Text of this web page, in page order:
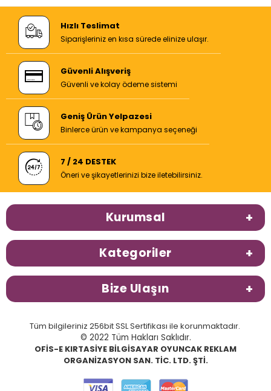
Hızlı Teslimat
Siparişleriniz en kısa sürede elinize ulaşır.
Güvenli Alışveriş
Güvenli ve kolay ödeme sistemi
Geniş Ürün Yelpazesi
Binlerce ürün ve kampanya seçeneği
7 / 24 DESTEK
Öneri ve şikayetlerinizi bize iletebilirsiniz.
Kurumsal
Kategoriler
Bize Ulaşın
Tüm bilgileriniz 256bit SSL Sertifikası ile korunmaktadır.
© 2022 Tüm Hakları Saklıdır.
OFİS-E KIRTASİYE BİLGİSAYAR OYUNCAK REKLAM
ORGANİZASYON SAN. TİC. LTD. ŞTİ.